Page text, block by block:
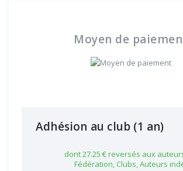
Moyen de
Adhésion au club (1 an)
dont 27.25 € reversés aux
Fédération, Clubs, Auteurs